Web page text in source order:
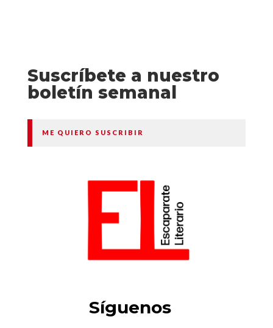
Suscríbete a nuestro
boletín semanal
ME QUIERO SUSCRIBIR
Síguenos